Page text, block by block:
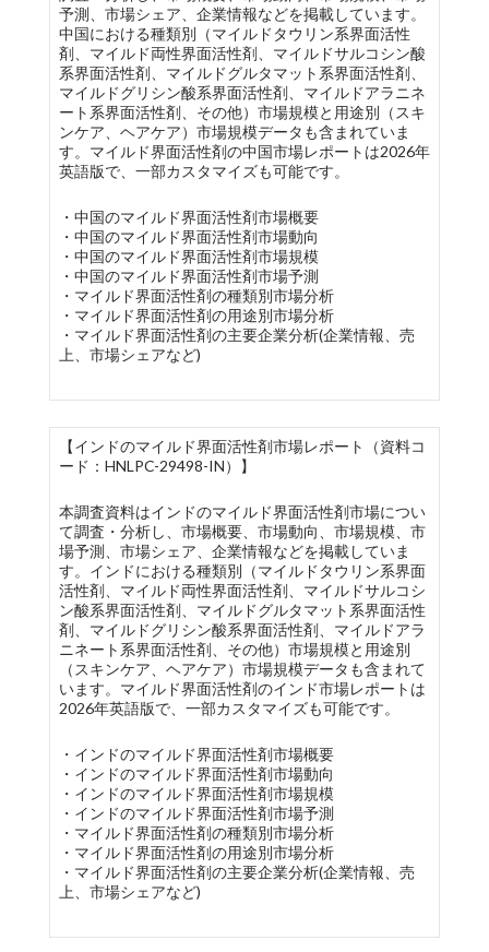
予測、市場シェア、企業情報などを掲載しています。
中国における種類別（マイルドタウリン系界面活性
剤、マイルド両性界面活性剤、マイルドサルコシン酸
系界面活性剤、マイルドグルタマット系界面活性剤、
マイルドグリシン酸系界面活性剤、マイルドアラニネ
ート系界面活性剤、その他）市場規模と用途別（スキ
ンケア、ヘアケア）市場規模データも含まれていま
す。マイルド界面活性剤の中国市場レポートは2026年
英語版で、一部カスタマイズも可能です。
・中国のマイルド界面活性剤市場概要
・中国のマイルド界面活性剤市場動向
・中国のマイルド界面活性剤市場規模
・中国のマイルド界面活性剤市場予測
・マイルド界面活性剤の種類別市場分析
・マイルド界面活性剤の用途別市場分析
・マイルド界面活性剤の主要企業分析(企業情報、売
上、市場シェアなど)
【インドのマイルド界面活性剤市場レポート（資料コ
ード：HNLPC-29498-IN）】
本調査資料はインドのマイルド界面活性剤市場につい
て調査・分析し、市場概要、市場動向、市場規模、市
場予測、市場シェア、企業情報などを掲載していま
す。インドにおける種類別（マイルドタウリン系界面
活性剤、マイルド両性界面活性剤、マイルドサルコシ
ン酸系界面活性剤、マイルドグルタマット系界面活性
剤、マイルドグリシン酸系界面活性剤、マイルドアラ
ニネート系界面活性剤、その他）市場規模と用途別
（スキンケア、ヘアケア）市場規模データも含まれて
います。マイルド界面活性剤のインド市場レポートは
2026年英語版で、一部カスタマイズも可能です。
・インドのマイルド界面活性剤市場概要
・インドのマイルド界面活性剤市場動向
・インドのマイルド界面活性剤市場規模
・インドのマイルド界面活性剤市場予測
・マイルド界面活性剤の種類別市場分析
・マイルド界面活性剤の用途別市場分析
・マイルド界面活性剤の主要企業分析(企業情報、売
上、市場シェアなど)